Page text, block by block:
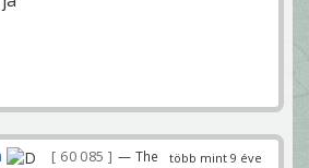
több mint 9 éve
60 085
— The